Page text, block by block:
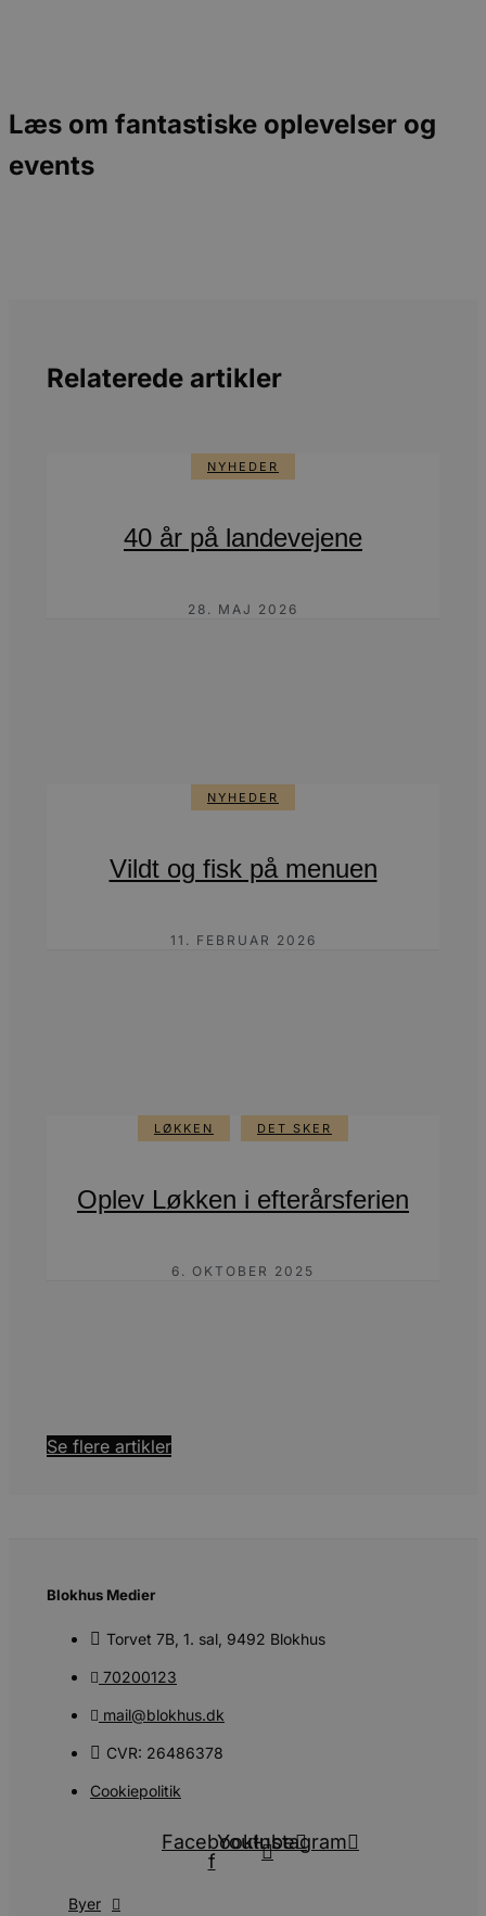
Læs om fantastiske oplevelser og
events
Relaterede artikler
NYHEDER
40 år på landevejene
28. MAJ 2026
NYHEDER
Vildt og fisk på menuen
11. FEBRUAR 2026
LØKKEN DET SKER
Oplev Løkken i efterårsferien
6. OKTOBER 2025
Se flere artikler
Blokhus Medier
Torvet 7B, 1. sal, 9492 Blokhus
70200123
mail@blokhus.dk
CVR: 26486378
Cookiepolitik
Facebook-
f
YoutubeInstagram
Byer